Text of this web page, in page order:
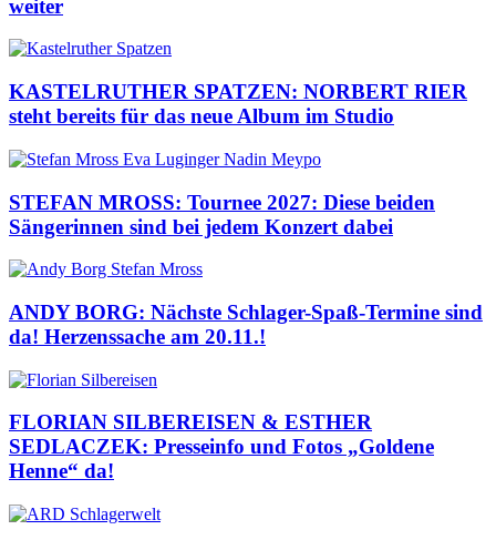
weiter
KASTELRUTHER SPATZEN: NORBERT RIER
steht bereits für das neue Album im Studio
STEFAN MROSS: Tournee 2027: Diese beiden
Sängerinnen sind bei jedem Konzert dabei
ANDY BORG: Nächste Schlager-Spaß-Termine sind
da! Herzenssache am 20.11.!
FLORIAN SILBEREISEN & ESTHER
SEDLACZEK: Presseinfo und Fotos „Goldene
Henne“ da!